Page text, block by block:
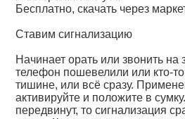
Бесплатно, скачать через
Ставим сигнализацию
Начинает орать или звонить
телефон пошевелили или кто-то
тишине, или всё сразу.
активируйте и положите в
передвинут, то сигнализация